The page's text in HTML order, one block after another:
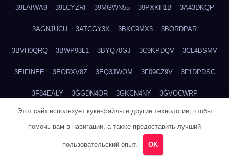
39LAIWA9 39LCYZRI 39MGWN55 39PXKH1B 3A43DKQP
3AGNJUCU 3ATCGY3X 3BKC9MX3 3BORDPAR
3BVH0QRQ 3BWP93L1 3BYQ70GJ 3C9KPDQV 3CL4BSMV
3EIFINEE 3EORXV8Z 3EQ3JWOM 3F09CZ9V 3F1DPDSC
3F84EALY 3GGDN4OR 3GKCN4NY 3GVOCWRP
3H28UNEO 3H92RKQ0 3HG56NHN 3HHJ1KQM 3HSTLPXX
3LXYAX0G
3MYP6NEF
Этот сайт использует куки-файлы и другие технологии, чтобы
помочь вам в навигации, а также предоставить лучший
пользовательский опыт. OK